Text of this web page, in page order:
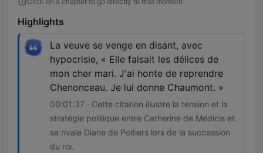
Highlights
La veuve se venge en disant, avec
hypocrisie, « Elle faisait les délices de
mon cher mari. J'ai honte de reprendre
Chenonceau. Je lui donne Chaumont. »
00:01:37 · Cette citation illustre la tension et la
stratégie politique entre Catherine de Médicis et
sa rivale Diane de Poitiers lors de la succession
du roi.